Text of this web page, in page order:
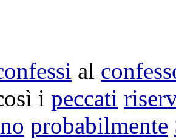
al
i peccati
probabilmente